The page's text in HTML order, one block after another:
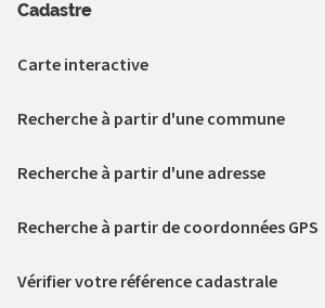
Cadastre
Carte interactive
Recherche à partir d'une commune
Recherche à partir d'une adresse
Recherche à partir de coordonnées GPS
Vérifier votre référence cadastrale